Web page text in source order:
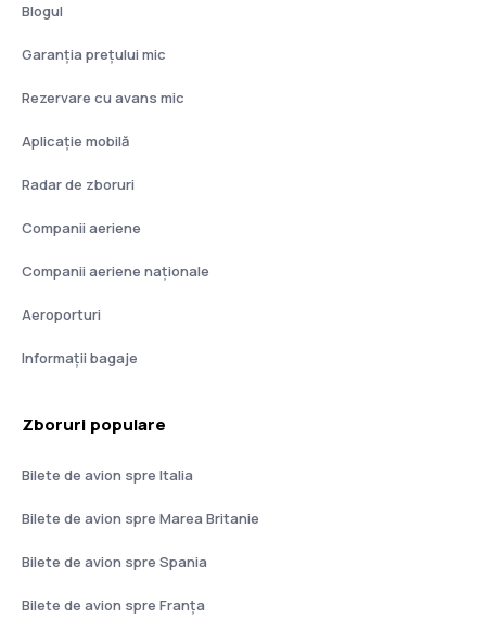
Blogul
Garanția prețului mic
Rezervare cu avans mic
Aplicație mobilă
Radar de zboruri
Companii aeriene
Companii aeriene naţionale
Aeroporturi
Informații bagaje
Zboruri populare
Bilete de avion spre Italia
Bilete de avion spre Marea Britanie
Bilete de avion spre Spania
Bilete de avion spre Franţa